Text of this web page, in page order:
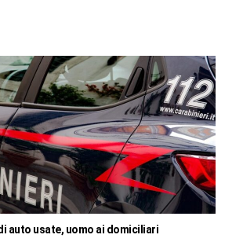
auto usate, uomo ai domiciliari